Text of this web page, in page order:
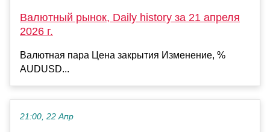
Валютный рынок, Daily history за 21 апреля
2026 г.
Валютная пара Цена закрытия Изменение, %
AUDUSD...
21:00, 22 Апр